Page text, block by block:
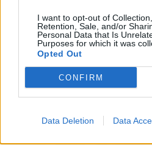
I want to opt-out of
Retention, Sale, and/or
Personal Data that Is
Purposes for which it was
Opted Out
CONFIRM
Data Deletion Data
Έλλη Κασόλη: «Έχω τη
του «στρατιώτη»
Ηλιάδη – Εκεί όπου οι πιο
Οι παικταράδες που δεν
περιμέναμε